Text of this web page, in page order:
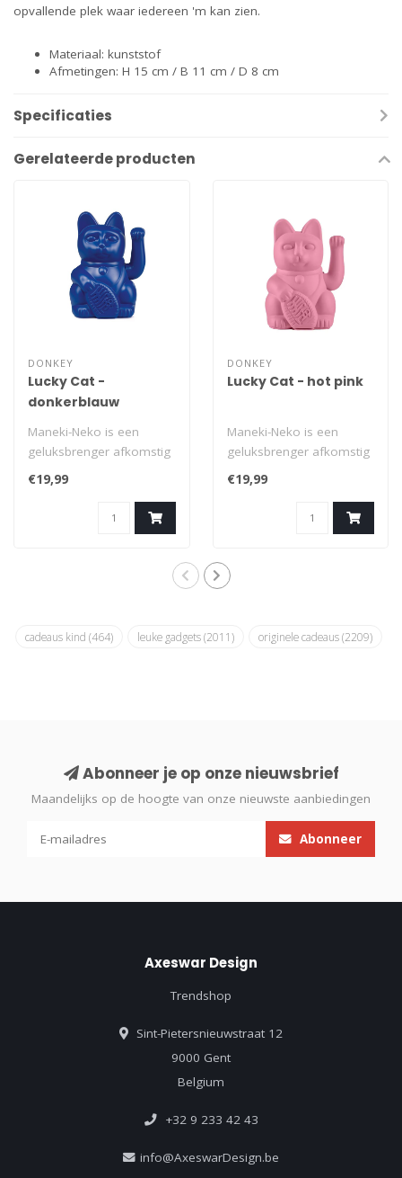
opvallende plek waar iedereen 'm kan zien.
Materiaal: kunststof
Afmetingen: H 15 cm / B 11 cm / D 8 cm
Specificaties
Gerelateerde producten
DONKEY
Lucky Cat -
donkerblauw
Maneki-Neko is een
geluksbrenger afkomstig
uit Japan. Dit lieve poesje
houdt ma..
€19,99
DONKEY
Lucky Cat - hot pink
Maneki-Neko is een
geluksbrenger afkomstig
uit Japan. Dit lieve poesje
houdt ma..
€19,99
cadeaus kind (464) leuke gadgets(2011) originele cadeaus(2209)
Abonneer je op onze nieuwsbrief
Maandelijks op de hoogte van onze nieuwste aanbiedingen
Abonneer
Axeswar Design
Trendshop
Sint-Pietersnieuwstraat 12
9000 Gent
Belgium
+32 9 233 42 43
info@AxeswarDesign.be